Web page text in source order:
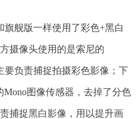
旗舰版一样使用了彩色+黑白
摄像头使用的是索尼的
要负责捕捉拍摄彩色影像；下
图像传感器，去掉了分色
捕捉黑白影像，用以提升画